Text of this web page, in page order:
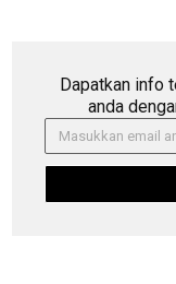
Dapatkan info
anda